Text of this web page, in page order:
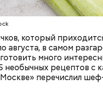
который
августа, в самом
много
необычных рецептов с
перечислил